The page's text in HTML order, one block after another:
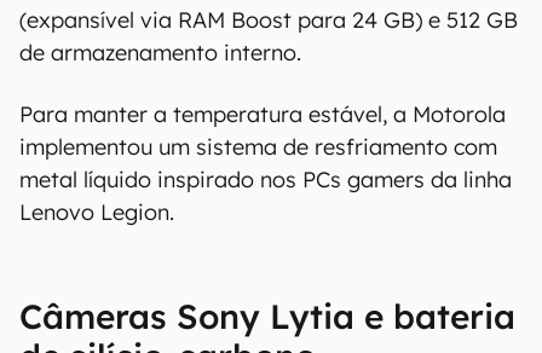
(expansível via RAM Boost para 24 GB) e 512 GB
de armazenamento interno.
Para manter a temperatura estável, a Motorola
implementou um sistema de resfriamento com
metal líquido inspirado nos PCs gamers da linha
Lenovo Legion.
Câmeras Sony Lytia e bateria
aos resultados obtidos com o uso dessas
informações.